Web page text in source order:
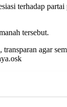
terhadap
tersebut.
agar